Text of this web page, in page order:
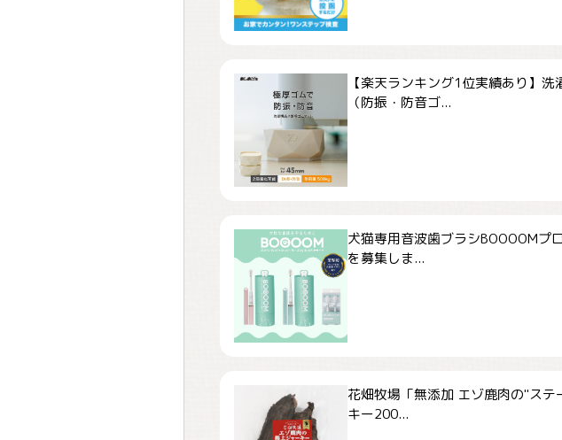
【楽天ランキング1位実績あり】洗
（防振・防音ゴ...
犬猫専用音波歯ブラシBOOOOMプ
を募集しま...
花畑牧場「無添加 エゾ鹿肉の"ステ
キー200...